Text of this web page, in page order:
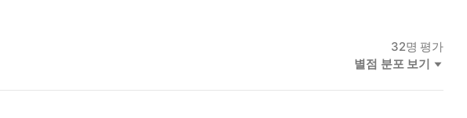
32명 평가
별점 분포 보기